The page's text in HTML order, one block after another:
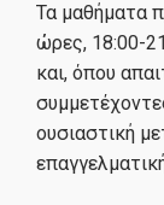
Τα μαθήματα
ώρες, 18:00-
και, όπου
ουσιαστική